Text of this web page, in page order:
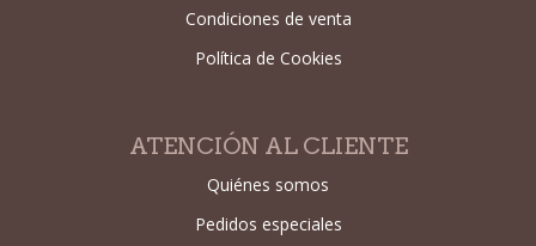
Condiciones de venta
Política de Cookies
ATENCIÓN AL CLIENTE
Quiénes somos
Pedidos especiales